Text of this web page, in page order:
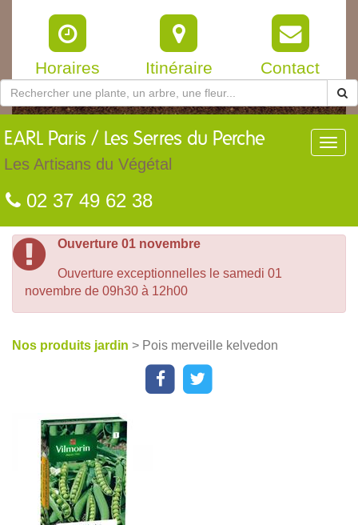
Horaires Itinéraire Contact
EARL Paris / Les Serres du Perche
Les Artisans du Végétal
02 37 49 62 38
Ouverture 01 novembre
Ouverture exceptionnelles le samedi 01
novembre de 09h30 à 12h00
Nos produits jardin > Pois merveille kelvedon